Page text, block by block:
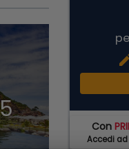
Con
Accedi ad